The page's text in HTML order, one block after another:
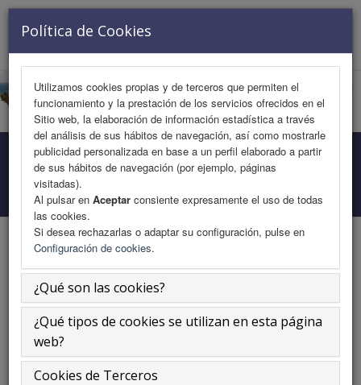
Política de Cookies
Utilizamos cookies propias y de terceros que permiten el
funcionamiento y la prestación de los servicios ofrecidos en el
Sitio web, la elaboración de información estadística a través
del análisis de sus hábitos de navegación, así como mostrarle
publicidad personalizada en base a un perfil elaborado a partir
de sus hábitos de navegación (por ejemplo, páginas
visitadas).
Al pulsar en Aceptar consiente expresamente el uso de todas
las cookies.
Si desea rechazarlas o adaptar su configuración, pulse en
Configuración de cookies.
¿Qué son las cookies?
¿Qué tipos de cookies se utilizan en esta página
web?
Cookies de Terceros
Programa Medicina
Inicio
Orales. Sesión 1.